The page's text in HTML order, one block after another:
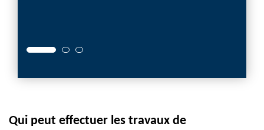
Qui peut effectuer les travaux de